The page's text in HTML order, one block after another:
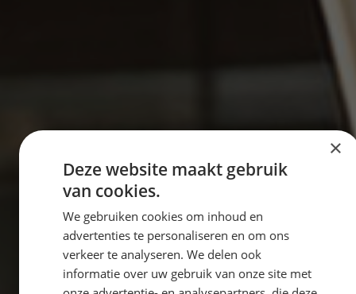
×
Deze website maakt gebruik
van cookies.
We gebruiken cookies om inhoud en
advertenties te personaliseren en om ons
verkeer te analyseren. We delen ook
informatie over uw gebruik van onze site met